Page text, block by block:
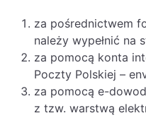
za pośrednictwem
należy wypełnić na
za pomocą konta
Poczty Polskiej –
za pomocą e-
z tzw. warstwą